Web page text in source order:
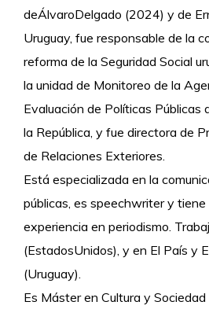
deÁlvaroDelgado (2024) y de
Uruguay, fue responsable de la
reforma de la Seguridad Social
la unidad de Monitoreo de la
Evaluación de Políticas Públicas
la República, y fue directora de
de Relaciones Exteriores.
Está especializada en la
públicas, es speechwriter y
experiencia en periodismo.
(EstadosUnidos), y en El País y
(Uruguay).
Es Máster en Cultura y